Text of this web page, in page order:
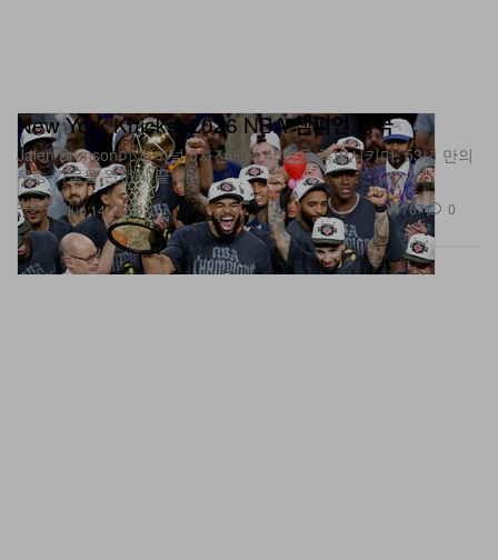
스포츠
New York Knicks, 2026 NBA 챔피언 등극
Jalen Brunson이 파이널 5차전에서 45점을 폭발시키며, 53년 만의
우승 가뭄을 완전히 끝냈다.
Jun 14, 2026 767 0